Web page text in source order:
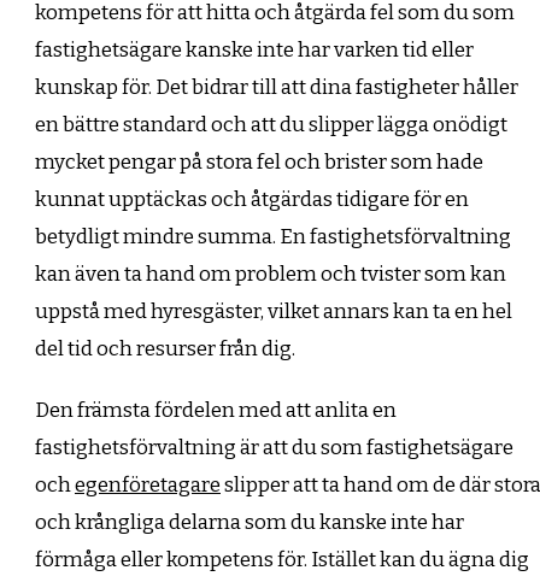
kompetens för att hitta och åtgärda fel som du som
fastighetsägare kanske inte har varken tid eller
kunskap för. Det bidrar till att dina fastigheter håller
en bättre standard och att du slipper lägga onödigt
mycket pengar på stora fel och brister som hade
kunnat upptäckas och åtgärdas tidigare för en
betydligt mindre summa. En fastighetsförvaltning
kan även ta hand om problem och tvister som kan
uppstå med hyresgäster, vilket annars kan ta en hel
del tid och resurser från dig.
Den främsta fördelen med att anlita en
fastighetsförvaltning är att du som fastighetsägare
ochegenföretagareslipper att ta hand om de där stora
och krångliga delarna som du kanske inte har
förmåga eller kompetens för. Istället kan du ägna dig